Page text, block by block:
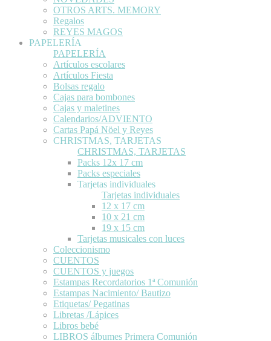
OTROS ARTS. MEMORY
Regalos
REYES MAGOS
PAPELERÍA
PAPELERÍA
Artículos escolares
Artículos Fiesta
Bolsas regalo
Cajas para bombones
Cajas y maletines
Calendarios/ADVIENTO
Cartas Papá Nöel y Reyes
CHRISTMAS, TARJETAS
CHRISTMAS, TARJETAS
Packs 12x 17 cm
Packs especiales
Tarjetas individuales
Tarjetas individuales
12 x 17 cm
10 x 21 cm
19 x 15 cm
Tarjetas musicales con luces
Coleccionismo
CUENTOS
CUENTOS y juegos
Estampas Recordatorios 1ª Comunión
Estampas Nacimiento/ Bautizo
Etiquetas/ Pegatinas
Libretas /Lápices
Libros bebé
LIBROS álbumes Primera Comunión